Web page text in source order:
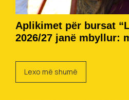
Aplikimet për bursat
2026/27 janë mbyllur:
Lexo më shumë